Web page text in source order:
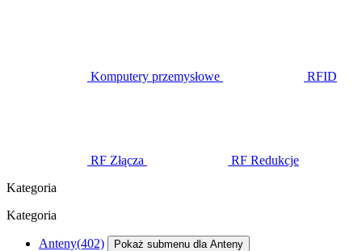
Komputery przemysłowe RFID
RF Złącza
RF Redukcje
Kategoria
Kategoria
Anteny(402) Pokaż submenu dla Anteny